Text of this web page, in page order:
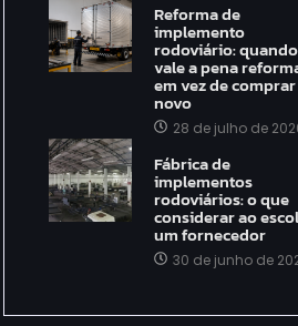
Reforma de
implemento
rodoviário: quando
vale a pena
em vez de comprar
novo
28 de julho de
Fábrica de
implementos
rodoviários: o que
considerar ao
um fornecedor
30 de junho de